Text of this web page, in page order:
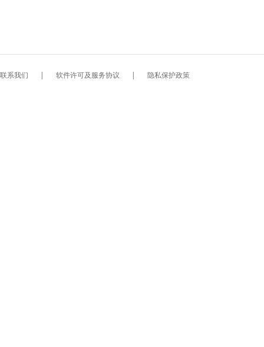
联系我们 | 软件许可及服务协议 | 隐私保护政策